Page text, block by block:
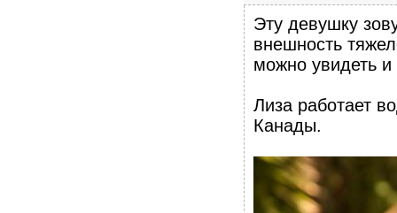
Эту девушку
внешность
можно увидеть
Лиза работает
Канады.